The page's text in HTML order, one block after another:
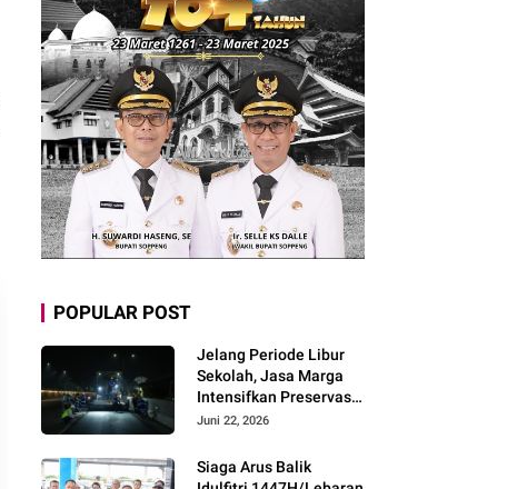
POPULAR POST
Jelang Periode Libur
Sekolah, Jasa Marga
Intensifkan Preservasi
Rutin Jalan Tol untuk
Keamanan dan
Kenyamanan
Juni 22, 2026
Siaga Arus Balik